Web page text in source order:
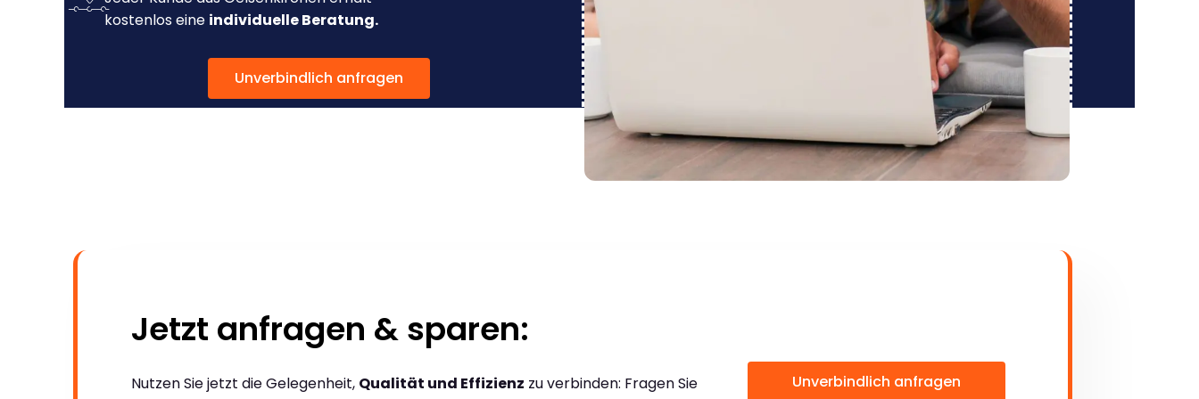
kostenlos eine individuelle Beratung.
Unverbindlich anfragen
Jetzt anfragen & sparen:
Nutzen Sie jetzt die Gelegenheit, Qualität und Effizienz zu verbinden: Fragen Sie
Unverbindlich anfragen